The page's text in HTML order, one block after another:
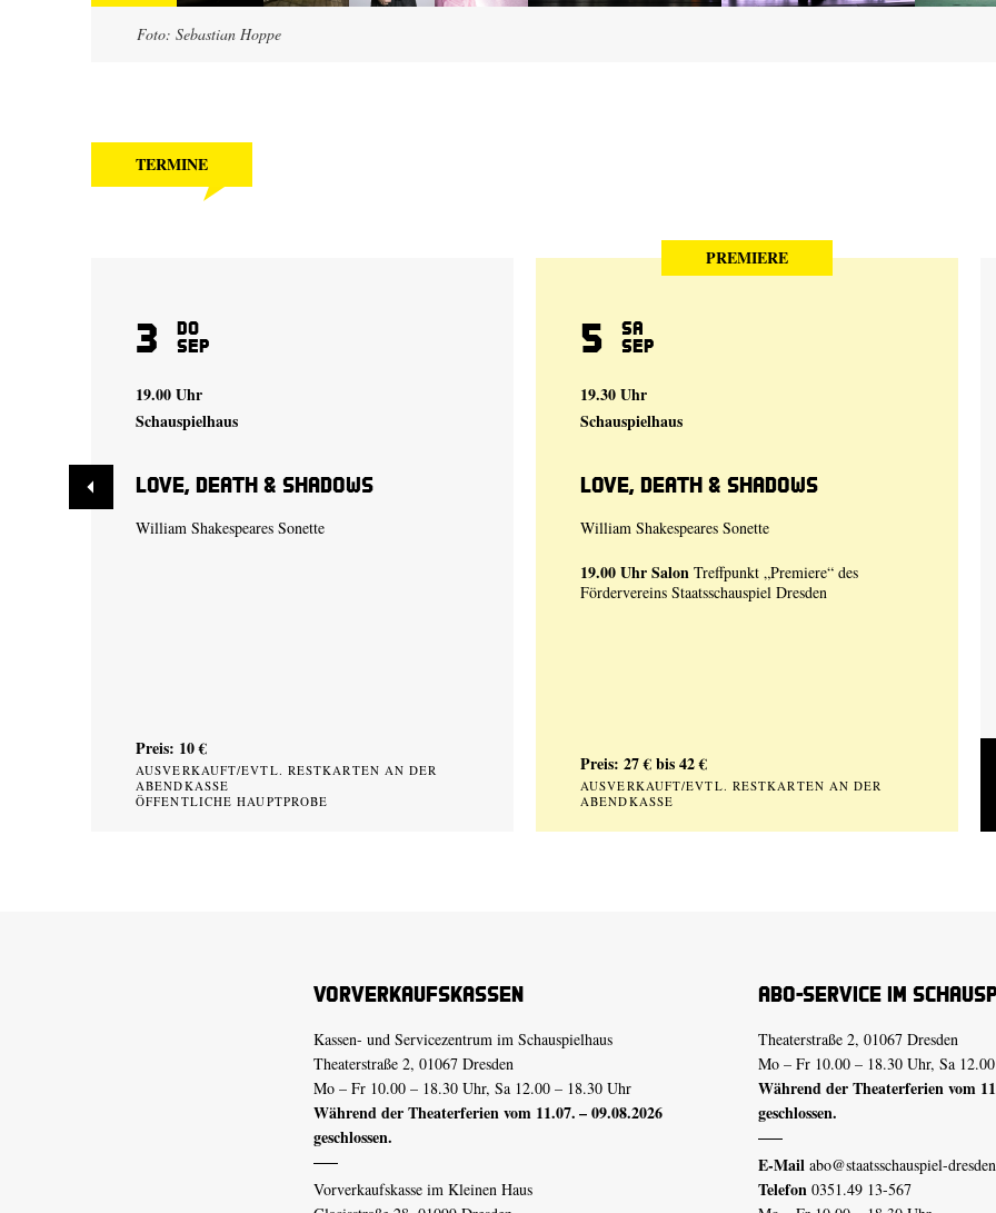
Foto: Sebastian Hoppe
TERMINE
3 Do
Sep
19.00 Uhr
Schauspielhaus
Love, Death & Shadows
William Shakespeares Sonette
Preis: 10 €
AUSVERKAUFT/EVTL. RESTKARTEN AN DER
ABENDKASSE
ÖFFENTLICHE HAUPTPROBE
PREMIERE
5 Sa
Sep
19.30 Uhr
Schauspielhaus
Love, Death & Shadows
William Shakespeares Sonette
19.00 UhrSalon Treffpunkt „Premiere“ des
Fördervereins Staatsschauspiel Dresden
Preis: 27 € bis 42 €
AUSVERKAUFT/EVTL. RESTKARTEN AN DER
ABENDKASSE
Vorverkaufskassen
Kassen- und Servicezentrum im Schauspielhaus
Theaterstraße 2, 01067 Dresden
Mo – Fr 10.00 – 18.30 Uhr, Sa 12.00 – 18.30 Uhr
Während der Theaterferien vom 11.07. – 09.08.2026
geschlossen.
Vorverkaufskasse im Kleinen Haus
Abo-Service im
Theaterstraße 2, 01067 Dresden
Mo – Fr 10.00 – 18.30 Uhr, Sa
Während der Theaterferien vom
geschlossen.
E-Mail abo@staatsschauspiel-
Telefon 0351.49 13-567